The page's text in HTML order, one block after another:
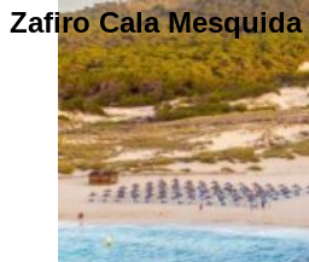
Zafiro Cala Mesquida